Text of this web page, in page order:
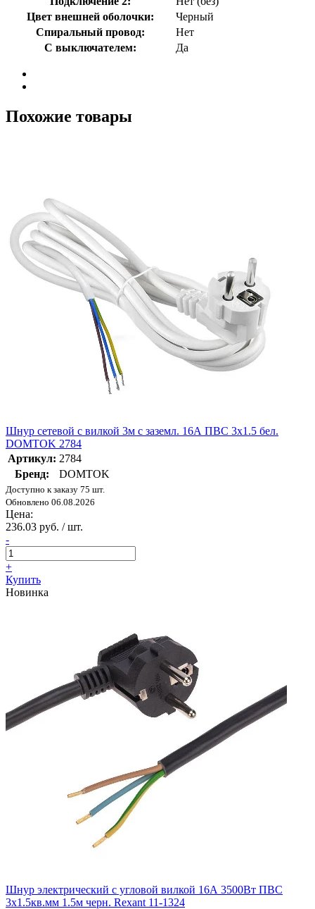
Цвет внешней оболочки:
Черный
Спиральный провод:
Нет
С выключателем:
Да
Похожие товары
Шнур сетевой с вилкой 3м с заземл. 16А ПВС 3х1.5 бел.
DOMTOK 2784
Артикул: 2784
Бренд:
DOMTOK
Доступно к заказу 75 шт.
Обновлено 06.08.2026
Цена:
236.03 руб. / шт.
-
+
Купить
Новинка
Шнур электрический с угловой вилкой 16А 3500Вт ПВС
3х1.5кв.мм 1.5м черн. Rexant 11-1324